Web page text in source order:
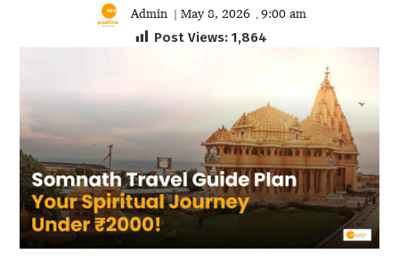
Admin | May 8, 2026 , 9:00 am
Post Views: 1,864